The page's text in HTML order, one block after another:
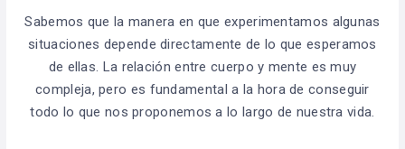
Sabemos que la manera en que experimentamos algunas
situaciones depende directamente de lo que esperamos
de ellas. La relación entre cuerpo y mente es muy
compleja, pero es fundamental a la hora de conseguir
todo lo que nos proponemos a lo largo de nuestra vida.